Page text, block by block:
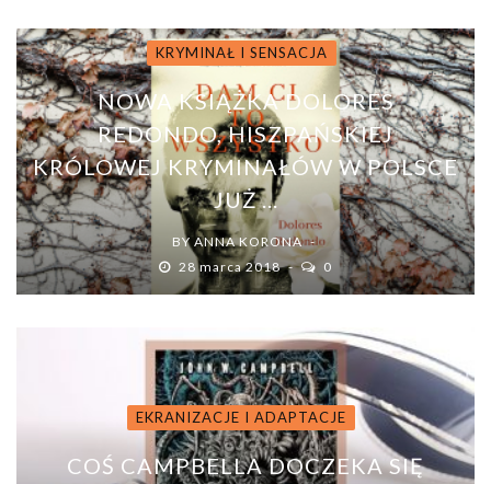
KRYMINAŁ I SENSACJA
NOWA KSIĄŻKA DOLORES
REDONDO, HISZPAŃSKIEJ
KRÓLOWEJ KRYMINAŁÓW W POLSCE
JUŻ ...
BYANNA KORONA
28 marca 2018
0
EKRANIZACJE I ADAPTACJE
COŚ CAMPBELLA DOCZEKA SIĘ